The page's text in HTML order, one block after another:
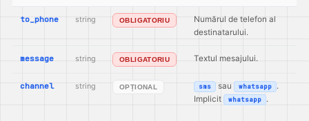
to_phone string OBLIGATORIU
Numărul de telefon al
destinatarului.
message string OBLIGATORIU Textul mesajului.
channel string OPȚIONAL sms sau whatsapp
.
Implicit
whatsapp .